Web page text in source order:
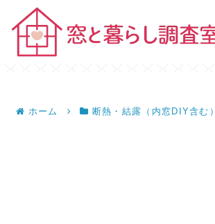
ホーム 断熱・結露（内窓DIY含む）